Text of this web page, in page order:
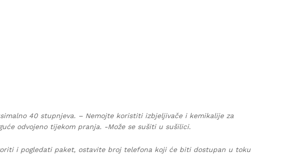
40 stupnjeva. – Nemojte koristiti izbjeljivače i kemikalije za
odvojeno tijekom pranja. -Može se sušiti u sušilici.
i pogledati paket, ostavite broj telefona koji će biti dostupan u toku